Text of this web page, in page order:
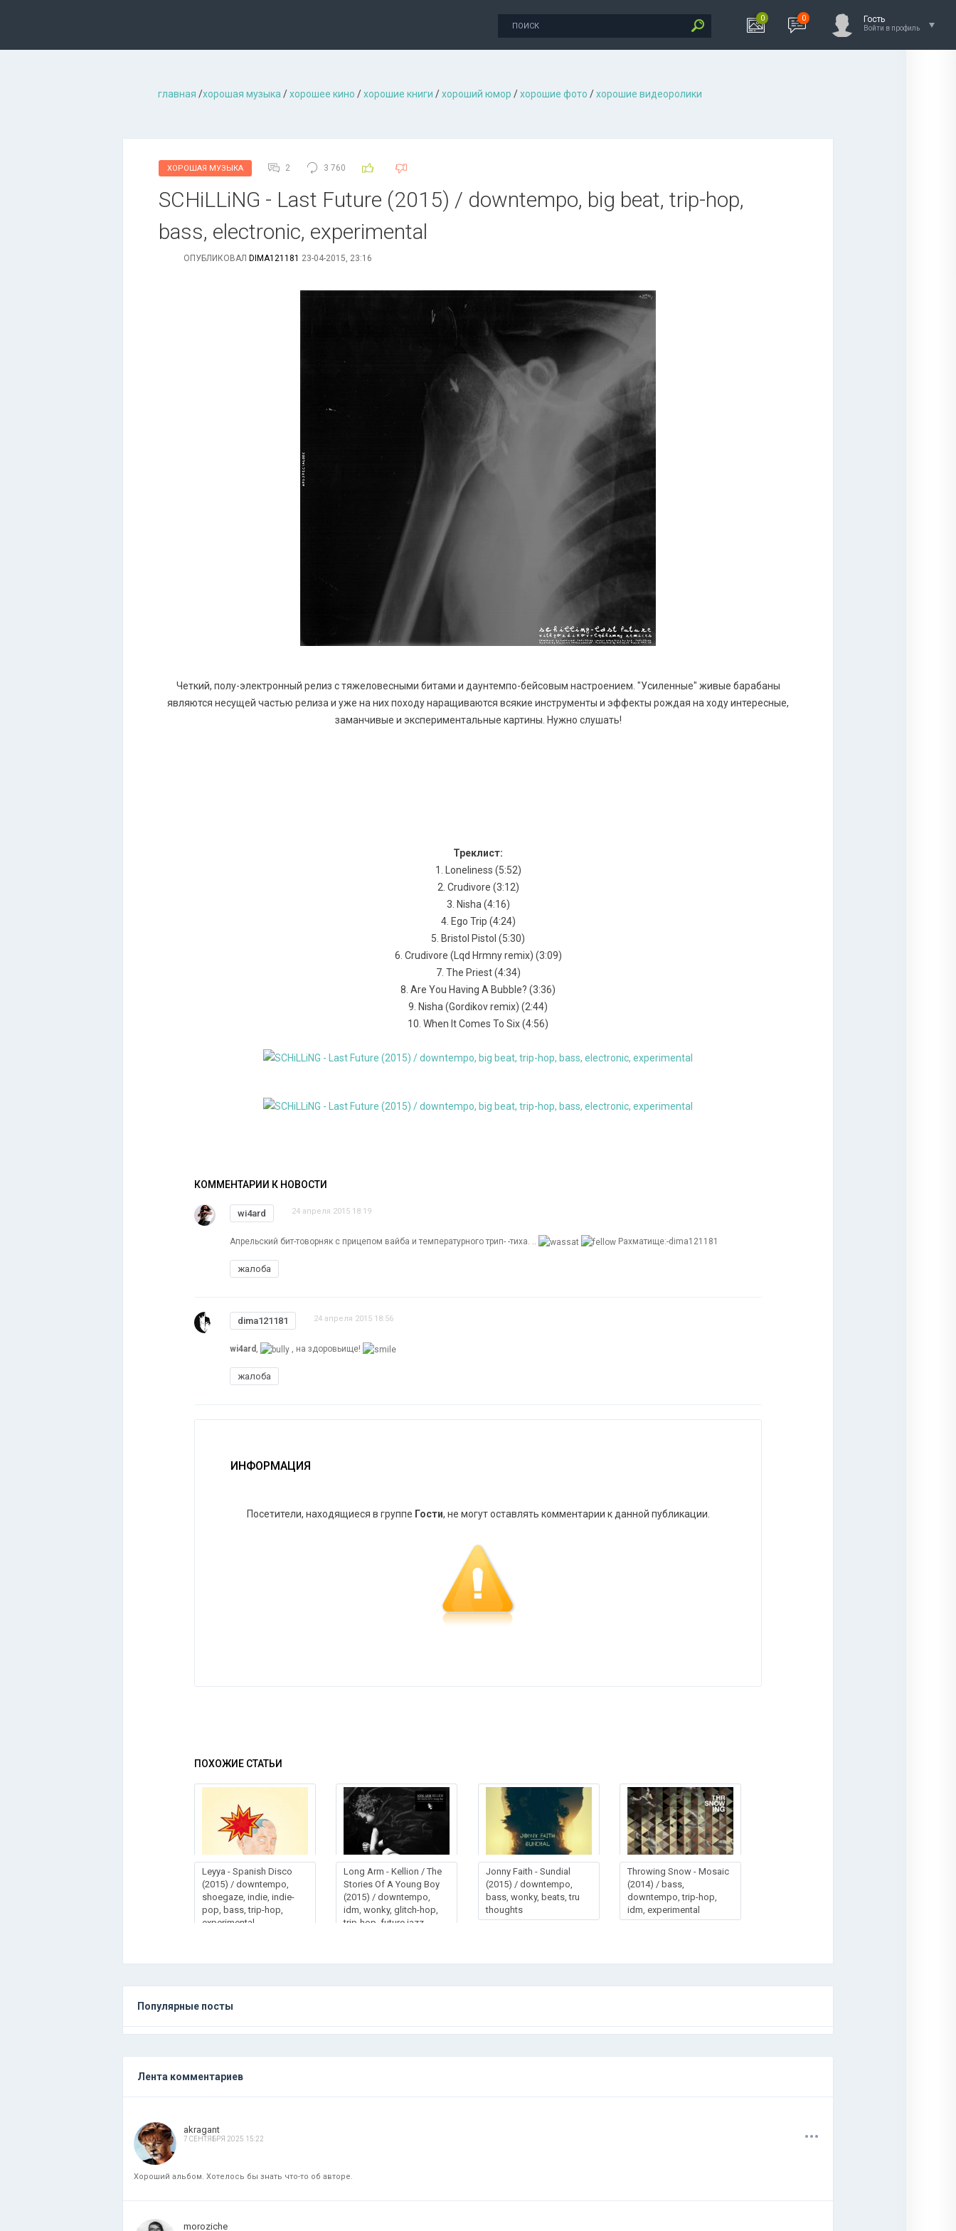
0 0 Гость
Войти в профиль
главная /хорошая музыкa /хорошее кино /хорошие книги /хороший юмор /хорошие фото /хорошие видеоролики
ХОРОШАЯ МУЗЫКА 2 3 760
SCHiLLiNG - Last Future (2015) / downtempo, big beat, trip-hop,
bass, electronic, experimental
ОПУБЛИКОВАЛ DIMA121181 23-04-2015, 23:16
Четкий, полу-электронный релиз с тяжеловесными битами и даунтемпо-бейсовым настроением. "Усиленные" живые барабаны
являются несущей частью релиза и уже на них походу наращиваются всякие инструменты и эффекты рождая на ходу интересные,
заманчивые и экспериментальные картины. Нужно слушать!
Треклист:
1. Loneliness (5:52)
2. Crudivore (3:12)
3. Nisha (4:16)
4. Ego Trip (4:24)
5. Bristol Pistol (5:30)
6. Crudivore (Lqd Hrmny remix) (3:09)
7. The Priest (4:34)
8. Are You Having A Bubble? (3:36)
9. Nisha (Gordikov remix) (2:44)
10. When It Comes To Six (4:56)
КОММЕНТАРИИ К НОВОСТИ
wi4ard 24 апреля 2015 18:19
Апрельский бит-товорняк с прицепом вайба и температурного трип- -тиха. .. Рахматище:-dima121181
жалоба
dima121181 24 апреля 2015 18:56
wi4ard , , на здоровьище!
жалоба
ИНФОРМАЦИЯ
Посетители, находящиеся в группе Гости, не могут оставлять комментарии к данной публикации.
ПОХОЖИЕ СТАТЬИ
Leyya - Spanish Disco
(2015) / downtempo,
shoegaze, indie, indie-
pop, bass, trip-hop,
experimental
Long Arm - Kellion / The
Stories Of A Young Boy
(2015) / downtempo,
idm, wonky, glitch-hop,
trip-hop, future jazz,
Jonny Faith - Sundial
(2015) / downtempo,
bass, wonky, beats, tru
thoughts
Throwing Snow - Mosaic
(2014) / bass,
downtempo, trip-hop,
idm, experimental
Популярные посты
Лента комментариев
akragant
7 СЕНТЯБРЯ 2025 15:22 ...
Хороший альбом. Хотелось бы знать что-то об авторе.
moroziche